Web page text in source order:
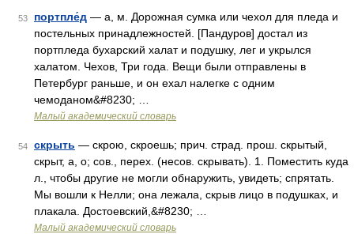
53 портпле́д — а, м. Дорожная сумка или чехол для пледа и
постельных принадлежностей. [Пандуров] достал из
портпледа бухарский халат и подушку, лег и укрылся
халатом. Чехов, Три года. Вещи были отправлены в
Петербург раньше, и он ехал налегке с одним
чемоданом&#8230; …
Малый академический словарь
54 скрыть — скрою, скроешь; прич. страд. прош. скрытый,
скрыт, а, о; сов., перех. (несов. скрывать). 1. Поместить куда
л., чтобы другие не могли обнаружить, увидеть; спрятать.
Мы вошли к Нелли; она лежала, скрыв лицо в подушках, и
плакала. Достоевский,&#8230; …
Малый академический словарь